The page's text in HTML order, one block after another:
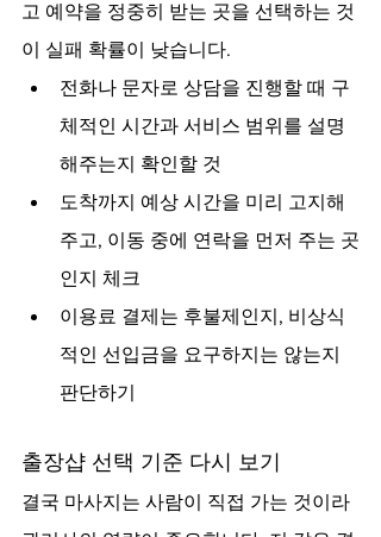
고 예약을 정중히 받는 곳을 선택하는 것
이 실패 확률이 낮습니다.
전화나 문자로 상담을 진행할 때 구
체적인 시간과 서비스 범위를 설명
해주는지 확인할 것
도착까지 예상 시간을 미리 고지해
주고, 이동 중에 연락을 먼저 주는 곳
인지 체크
이용료 결제는 후불제인지, 비상식
적인 선입금을 요구하지는 않는지
판단하기
출장샵 선택 기준 다시 보기
결국 마사지는 사람이 직접 가는 것이라